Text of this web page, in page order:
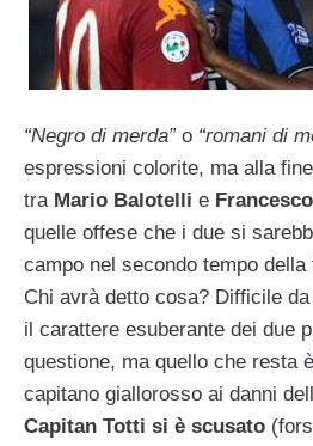
“Negro di merda”o “romani di
espressioni colorite, ma alla
tra Mario Balotelli e
quelle offese che i due si
campo nel secondo tempo
Chi avrà detto cosa? Difficile
il carattere esuberante dei due
questione, ma quello che resta è
capitano giallorosso ai danni
Capitan Totti si è scusato